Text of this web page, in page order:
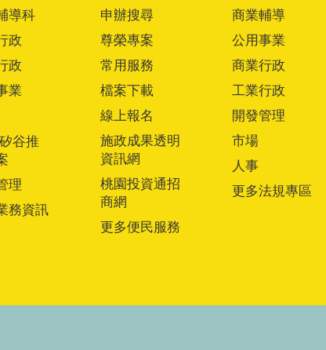
導科
政
政
業
谷推
理
務資訊
申辦搜尋
尊榮專案
常用服務
檔案下載
線上報名
施政成果透明
資訊網
桃園投資通招
商網
更多便民服務
商業輔導
公用事業
商業行政
工業行政
開發管理
市場
人事
更多法規專區